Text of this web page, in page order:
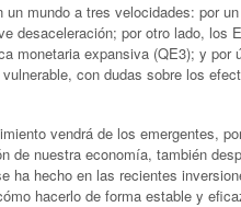
un mundo a tres velocidades: por
desaceleración; por otro lado, los
monetaria expansiva (QE3); y por
con dudas sobre los
vendrá de los emergentes,
de nuestra economía, también
ha hecho en las recientes
hacerlo de forma estable y